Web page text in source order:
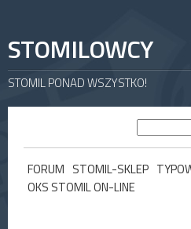
STOMILOWCY
STOMIL PONAD WSZYSTKO!
FORUM STOMIL-SKLEP
OKS STOMIL ON-LINE